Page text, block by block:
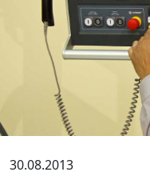
30.08.2013